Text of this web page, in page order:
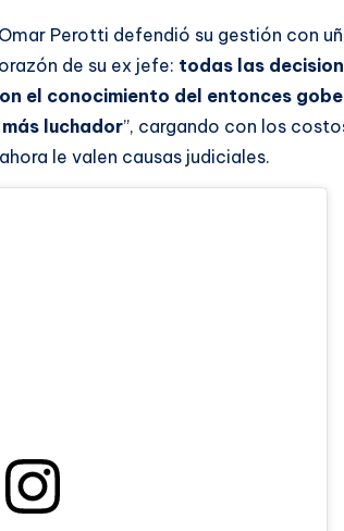
Perotti defendió su gestión con
de su ex jefe: todas las
el conocimiento del entonces
luchador”, cargando con los
le valen causas judiciales.